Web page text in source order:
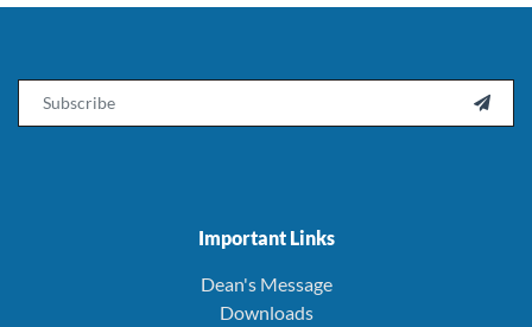

Important Links
Dean's Message
Downloads